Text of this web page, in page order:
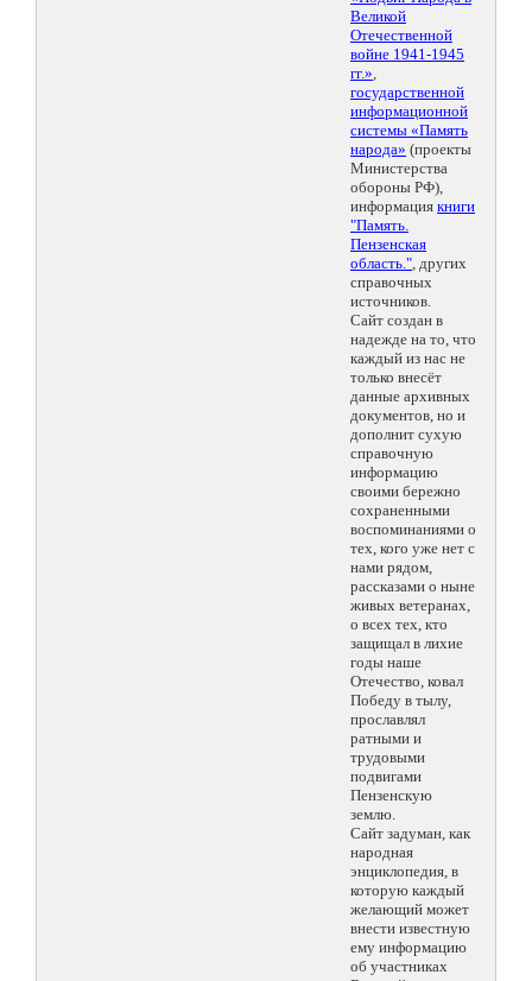
Великой
Отечественной
войне 1941-1945
гг.»,
государственной
информационной
системы «Память
народа» (проекты
Министерства
обороны РФ),
информация книги
"Память.
Пензенская
область.", других
справочных
источников.
Сайт создан в
надежде на то, что
каждый из нас не
только внесёт
данные архивных
документов, но и
дополнит сухую
справочную
информацию
своими бережно
сохраненными
воспоминаниями о
тех, кого уже нет с
нами рядом,
рассказами о ныне
живых ветеранах,
о всех тех, кто
защищал в лихие
годы наше
Отечество, ковал
Победу в тылу,
прославлял
ратными и
трудовыми
подвигами
Пензенскую
землю.
Сайт задуман, как
народная
энциклопедия, в
которую каждый
желающий может
внести известную
ему информацию
об участниках